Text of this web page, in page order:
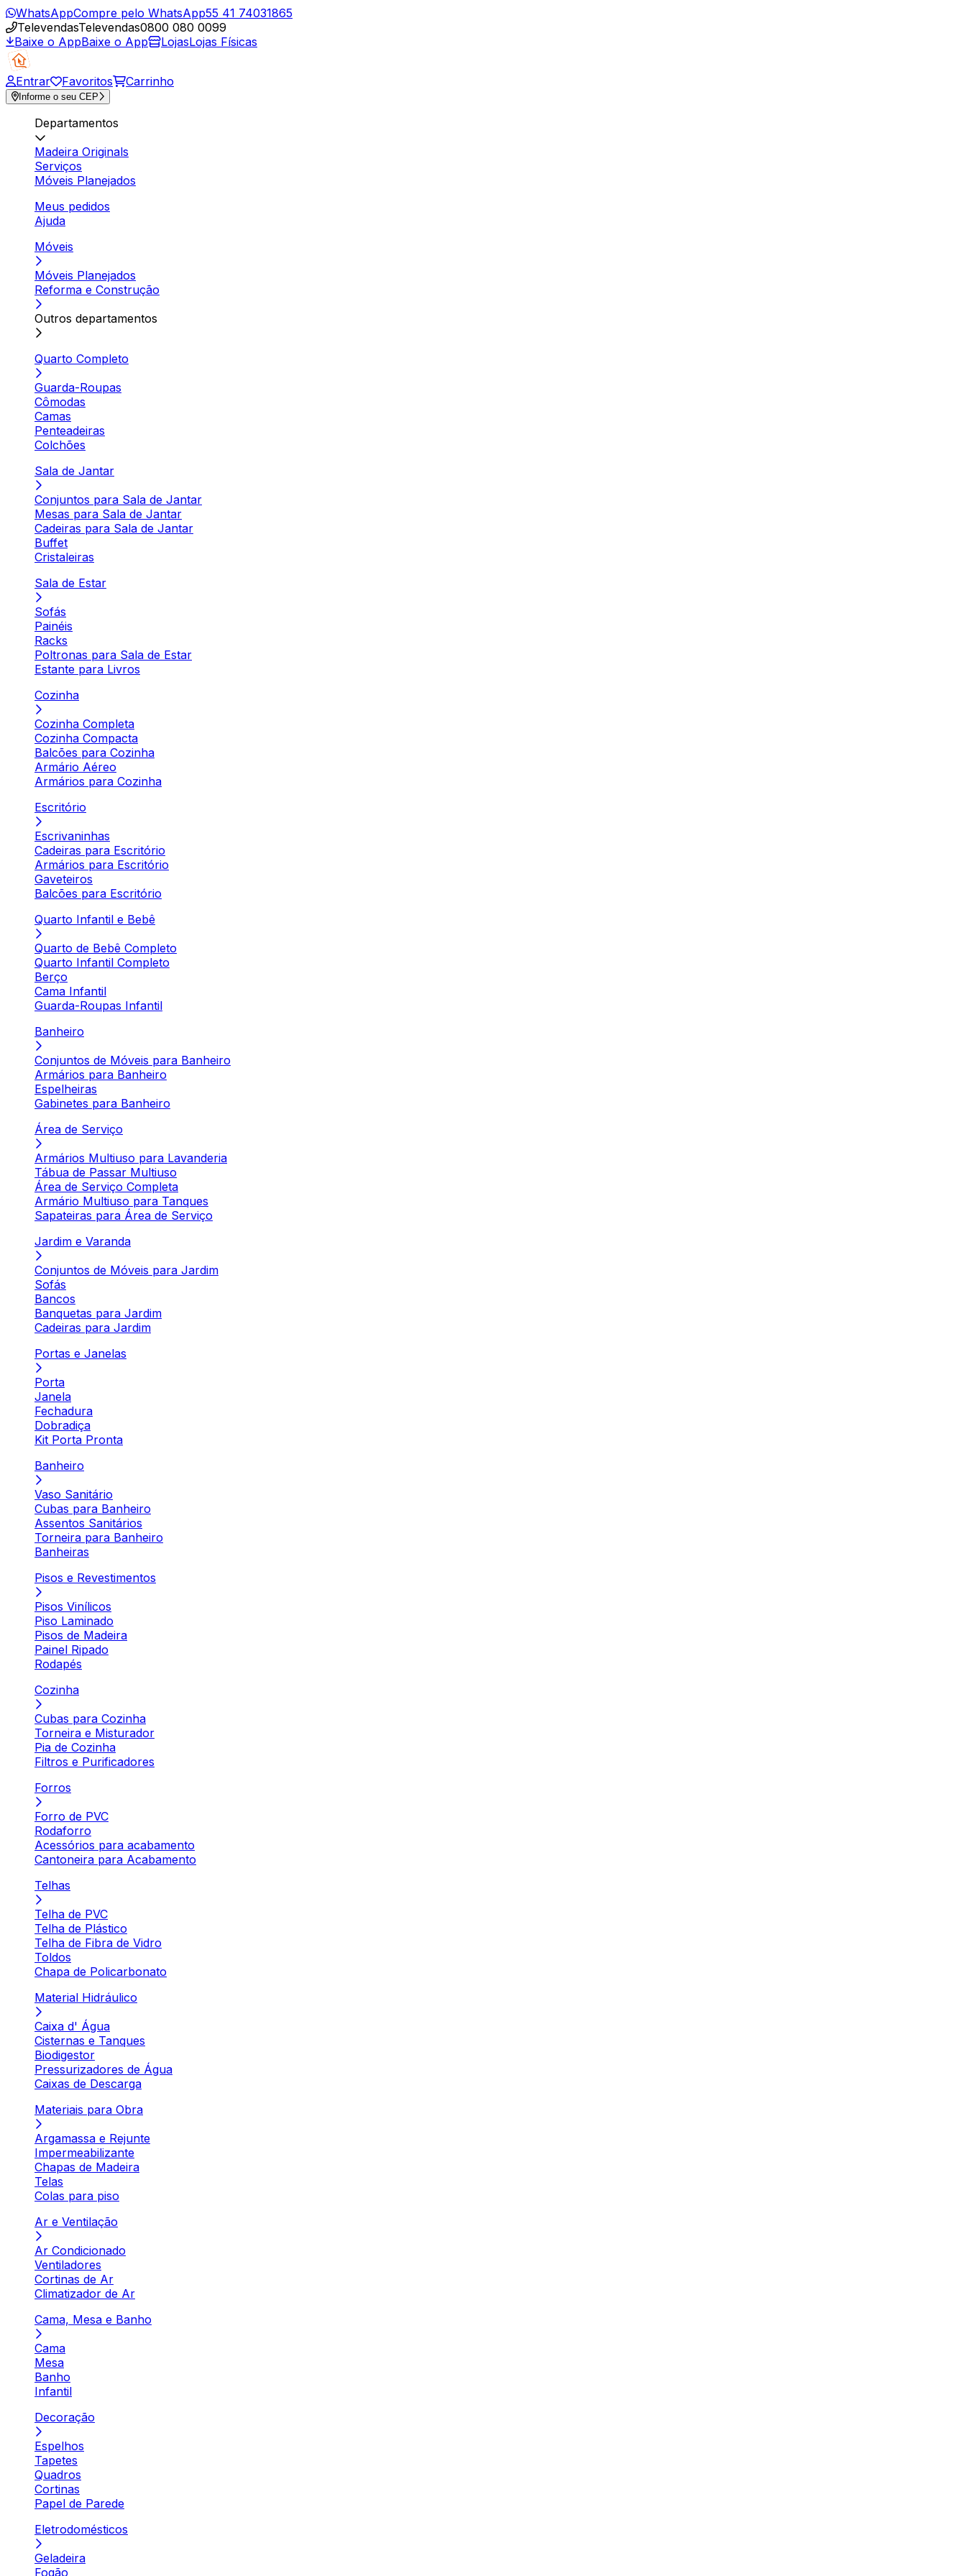
WhatsAppCompre pelo WhatsApp55 41 74031865
TelevendasTelevendas0800 080 0099
Baixe o AppBaixe o App LojasLojas Físicas
Entrar Favoritos Carrinho
Informe o seu CEP
Departamentos
Madeira Originals
Serviços
Móveis Planejados
Meus pedidos
Ajuda
Móveis
Móveis Planejados
Reforma e Construção
Outros departamentos
Quarto Completo
Guarda-Roupas
Cômodas
Camas
Penteadeiras
Colchões
Sala de Jantar
Conjuntos para Sala de Jantar
Mesas para Sala de Jantar
Cadeiras para Sala de Jantar
Buffet
Cristaleiras
Sala de Estar
Sofás
Painéis
Racks
Poltronas para Sala de Estar
Estante para Livros
Cozinha
Cozinha Completa
Cozinha Compacta
Balcões para Cozinha
Armário Aéreo
Armários para Cozinha
Escritório
Escrivaninhas
Cadeiras para Escritório
Armários para Escritório
Gaveteiros
Balcões para Escritório
Quarto Infantil e Bebê
Quarto de Bebê Completo
Quarto Infantil Completo
Berço
Cama Infantil
Guarda-Roupas Infantil
Banheiro
Conjuntos de Móveis para Banheiro
Armários para Banheiro
Espelheiras
Gabinetes para Banheiro
Área de Serviço
Armários Multiuso para Lavanderia
Tábua de Passar Multiuso
Área de Serviço Completa
Armário Multiuso para Tanques
Sapateiras para Área de Serviço
Jardim e Varanda
Conjuntos de Móveis para Jardim
Sofás
Bancos
Banquetas para Jardim
Cadeiras para Jardim
Portas e Janelas
Porta
Janela
Fechadura
Dobradiça
Kit Porta Pronta
Banheiro
Vaso Sanitário
Cubas para Banheiro
Assentos Sanitários
Torneira para Banheiro
Banheiras
Pisos e Revestimentos
Pisos Vinílicos
Piso Laminado
Pisos de Madeira
Painel Ripado
Rodapés
Cozinha
Cubas para Cozinha
Torneira e Misturador
Pia de Cozinha
Filtros e Purificadores
Forros
Forro de PVC
Rodaforro
Acessórios para acabamento
Cantoneira para Acabamento
Telhas
Telha de PVC
Telha de Plástico
Telha de Fibra de Vidro
Toldos
Chapa de Policarbonato
Material Hidráulico
Caixa d' Água
Cisternas e Tanques
Biodigestor
Pressurizadores de Água
Caixas de Descarga
Materiais para Obra
Argamassa e Rejunte
Impermeabilizante
Chapas de Madeira
Telas
Colas para piso
Ar e Ventilação
Ar Condicionado
Ventiladores
Cortinas de Ar
Climatizador de Ar
Cama, Mesa e Banho
Cama
Mesa
Banho
Infantil
Decoração
Espelhos
Tapetes
Quadros
Cortinas
Papel de Parede
Eletrodomésticos
Geladeira
Fogão